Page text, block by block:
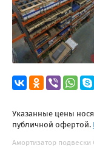
Указанные цены
публичной офертой.
Амортизатор подвески